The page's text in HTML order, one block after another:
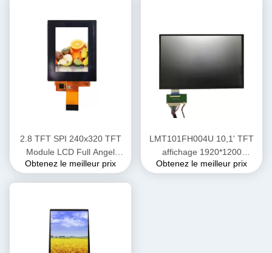
2.8 TFT SPI 240x320 TFT
Module LCD Full Angel
QVGA BOE Écran LCD
Obtenez le meilleur prix
LMT101FH004U 10,1' TFT
affichage 1920*1200
Affichage LCD haute
Obtenez le meilleur prix